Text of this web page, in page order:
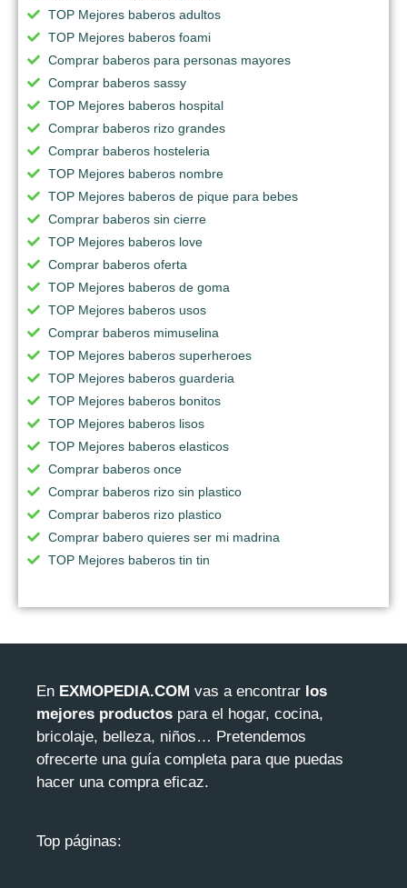
TOP Mejores baberos adultos
TOP Mejores baberos foami
Comprar baberos para personas mayores
Comprar baberos sassy
TOP Mejores baberos hospital
Comprar baberos rizo grandes
Comprar baberos hosteleria
TOP Mejores baberos nombre
TOP Mejores baberos de pique para bebes
Comprar baberos sin cierre
TOP Mejores baberos love
Comprar baberos oferta
TOP Mejores baberos de goma
TOP Mejores baberos usos
Comprar baberos mimuselina
TOP Mejores baberos superheroes
TOP Mejores baberos guarderia
TOP Mejores baberos bonitos
TOP Mejores baberos lisos
TOP Mejores baberos elasticos
Comprar baberos once
Comprar baberos rizo sin plastico
Comprar baberos rizo plastico
Comprar babero quieres ser mi madrina
TOP Mejores baberos tin tin
En EXMOPEDIA.COM vas a encontrar los
mejores productos para el hogar, cocina,
bricolaje, belleza, niños… Pretendemos
ofrecerte una guía completa para que puedas
hacer una compra eficaz.
Top páginas: